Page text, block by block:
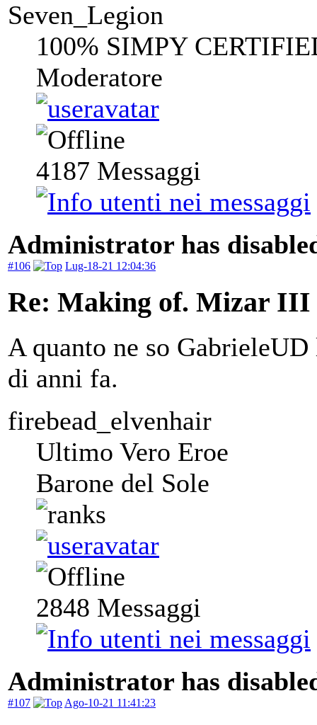
Seven_Legion
100% SIMPY
Moderatore
4187 Messaggi
Administrator has
#106 Lug-18-21 12:04:36
Re: Making of. Mizar III
A quanto ne so
di anni fa.
firebead_elvenhair
Ultimo Vero Eroe
Barone del Sole
2848 Messaggi
Administrator has
#107 Ago-10-21 11:41:23